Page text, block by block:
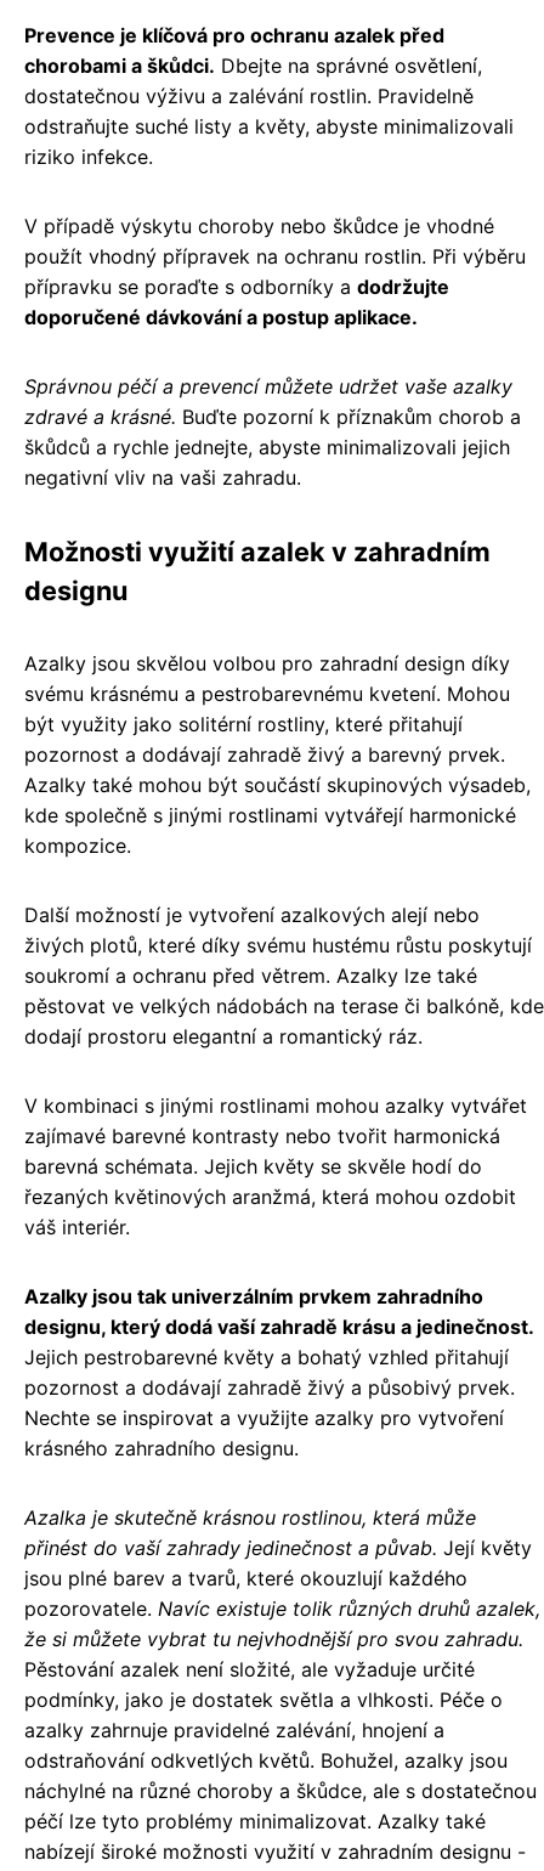
Prevence je klíčová pro ochranu azalek před
chorobami a škůdci. Dbejte na správné osvětlení,
dostatečnou výživu a zalévání rostlin. Pravidelně
odstraňujte suché listy a květy, abyste minimalizovali
riziko infekce.
V případě výskytu choroby nebo škůdce je vhodné
použít vhodný přípravek na ochranu rostlin. Při výběru
přípravku se poraďte s odborníky a dodržujte
doporučené dávkování a postup aplikace.
Správnou péčí a prevencí můžete udržet vaše azalky
zdravé a krásné. Buďte pozorní k příznakům chorob a
škůdců a rychle jednejte, abyste minimalizovali jejich
negativní vliv na vaši zahradu.
Možnosti využití azalek v zahradním
designu
Azalky jsou skvělou volbou pro zahradní design díky
svému krásnému a pestrobarevnému kvetení. Mohou
být využity jako solitérní rostliny, které přitahují
pozornost a dodávají zahradě živý a barevný prvek.
Azalky také mohou být součástí skupinových výsadeb,
kde společně s jinými rostlinami vytvářejí harmonické
kompozice.
Další možností je vytvoření azalkových alejí nebo
živých plotů, které díky svému hustému růstu poskytují
soukromí a ochranu před větrem. Azalky lze také
pěstovat ve velkých nádobách na terase či balkóně, kde
dodají prostoru elegantní a romantický ráz.
V kombinaci s jinými rostlinami mohou azalky vytvářet
zajímavé barevné kontrasty nebo tvořit harmonická
barevná schémata. Jejich květy se skvěle hodí do
řezaných květinových aranžmá, která mohou ozdobit
váš interiér.
Azalky jsou tak univerzálním prvkem zahradního
designu, který dodá vaší zahradě krásu a jedinečnost.
Jejich pestrobarevné květy a bohatý vzhled přitahují
pozornost a dodávají zahradě živý a působivý prvek.
Nechte se inspirovat a využijte azalky pro vytvoření
krásného zahradního designu.
Azalka je skutečně krásnou rostlinou, která může
přinést do vaší zahrady jedinečnost a půvab. Její květy
jsou plné barev a tvarů, které okouzlují každého
pozorovatele. Navíc existuje tolik různých druhů azalek,
že si můžete vybrat tu nejvhodnější pro svou zahradu.
Pěstování azalek není složité, ale vyžaduje určité
podmínky, jako je dostatek světla a vlhkosti. Péče o
azalky zahrnuje pravidelné zalévání, hnojení a
odstraňování odkvetlých květů. Bohužel, azalky jsou
náchylné na různé choroby a škůdce, ale s dostatečnou
péčí lze tyto problémy minimalizovat. Azalky také
nabízejí široké možnosti využití v zahradním designu -